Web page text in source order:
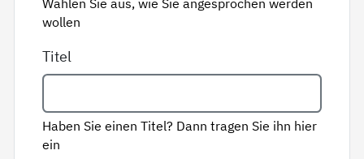
wollen
Titel
Haben Sie einen Titel? Dann tragen Sie ihn hier
ein